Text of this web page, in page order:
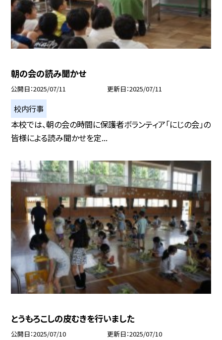
朝の会の読み聞かせ
公開日 2025/07/11 更新日 2025/07/11
校内行事
本校では、朝の会の時間に保護者ボランティア「にじの会」の
皆様による読み聞かせを定...
とうもろこしの皮むきを行いました
公開日 2025/07/10 更新日 2025/07/10